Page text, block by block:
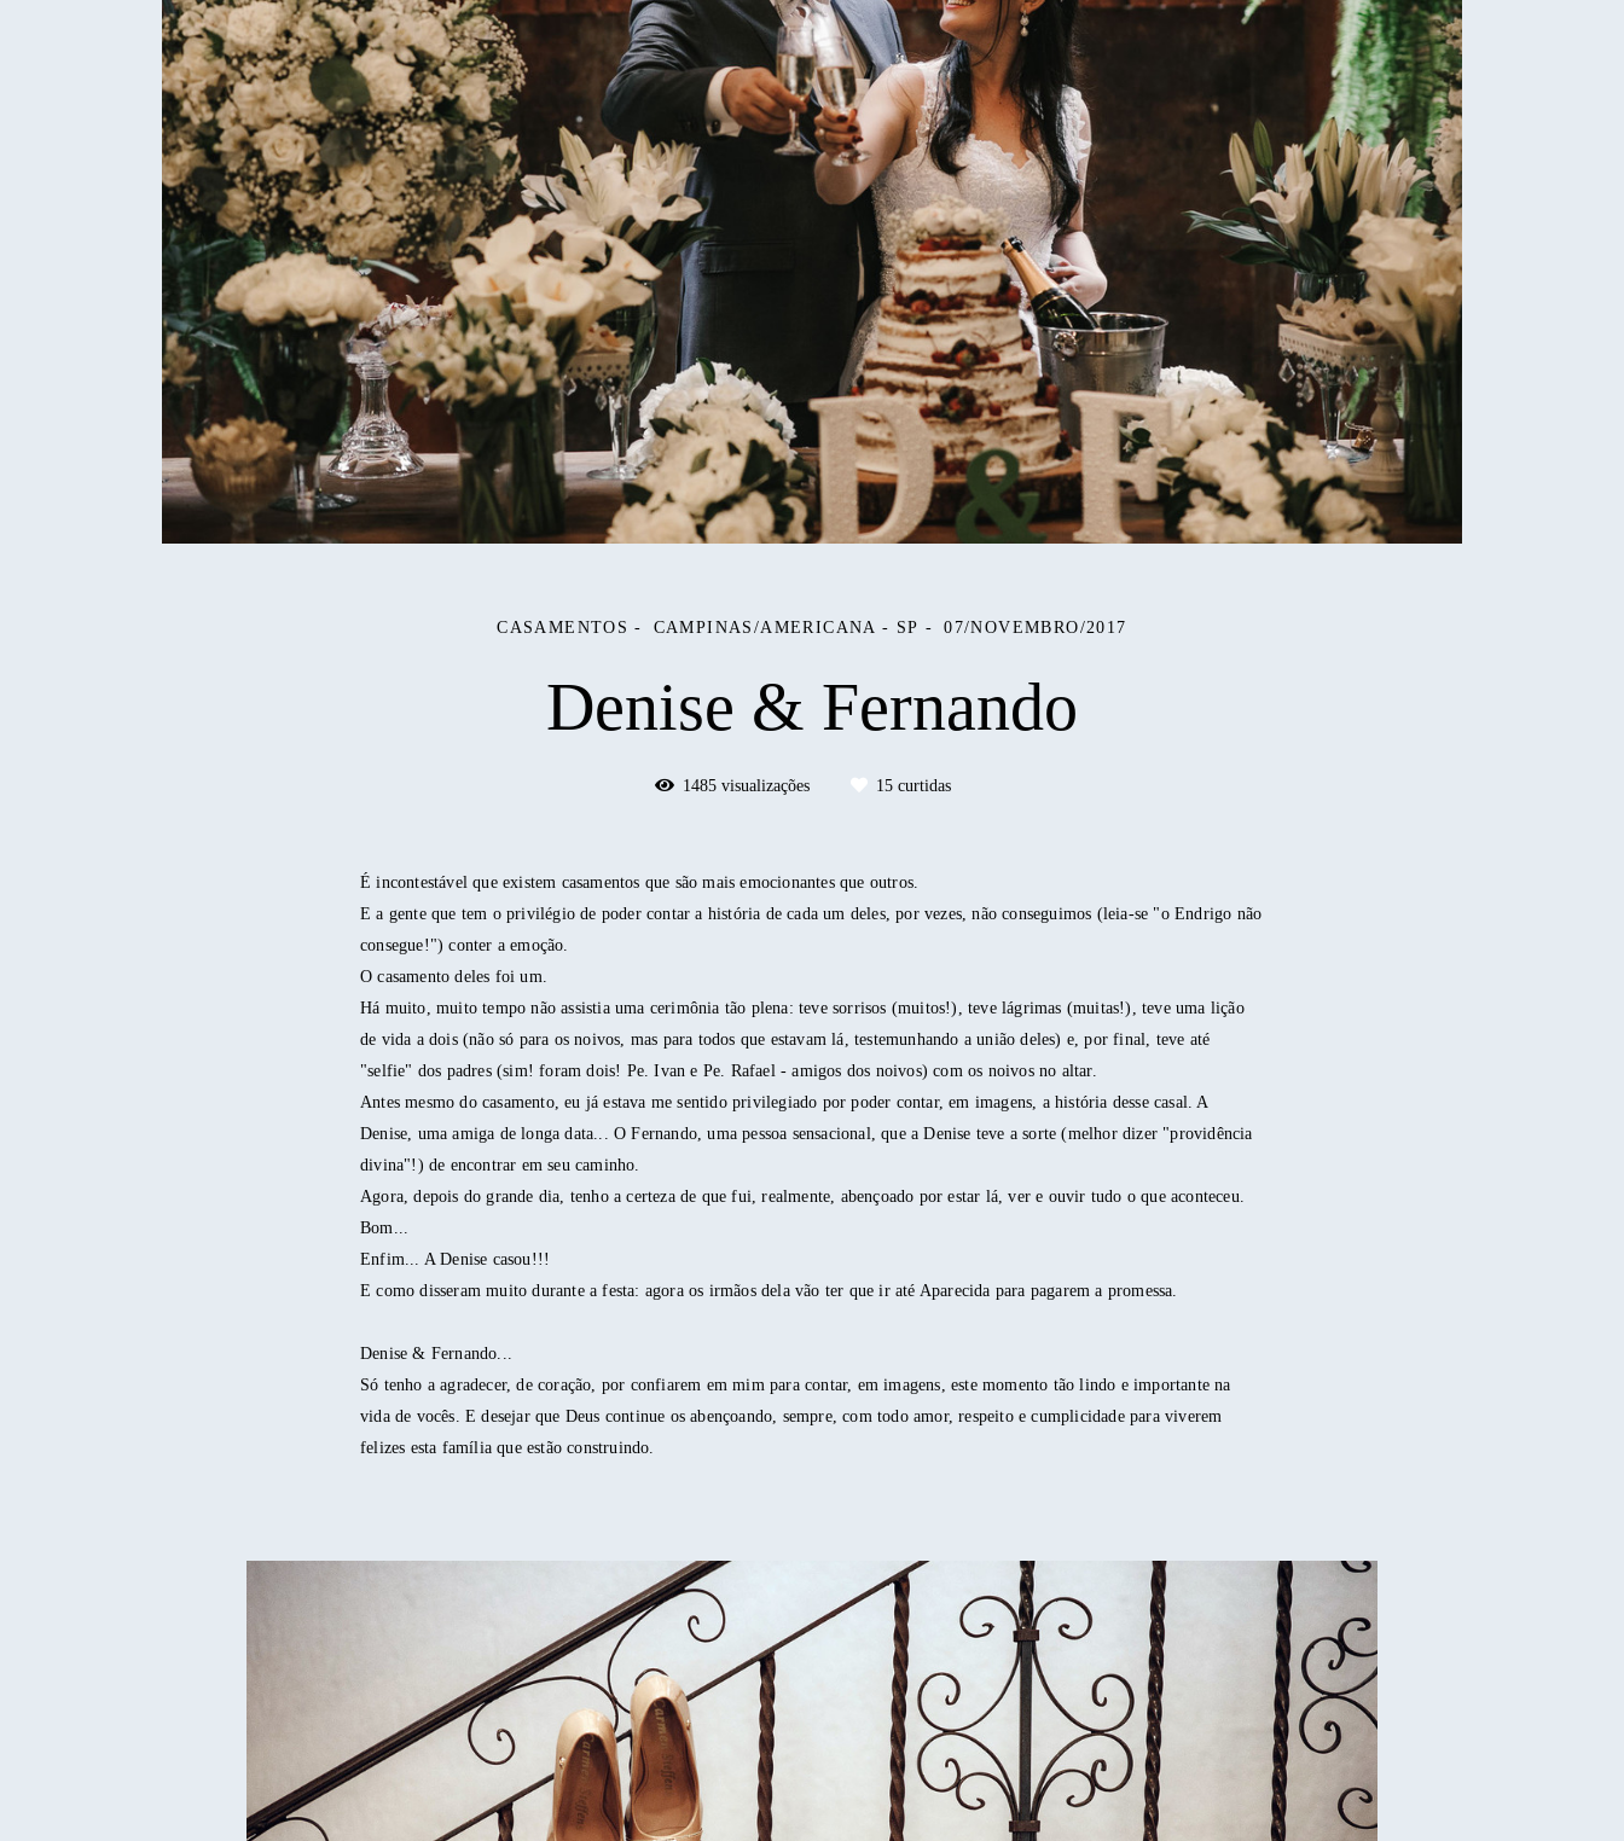
CASAMENTOS CAMPINAS/AMERICANA - SP 07/NOVEMBRO/2017
Denise & Fernando
1485 visualizações 15 curtidas
É incontestável que existem casamentos que são mais emocionantes que outros.
E a gente que tem o privilégio de poder contar a história de cada um deles, por vezes, não conseguimos (leia-se "o Endrigo não
consegue!") conter a emoção.
O casamento deles foi um.
Há muito, muito tempo não assistia uma cerimônia tão plena: teve sorrisos (muitos!), teve lágrimas (muitas!), teve uma lição
de vida a dois (não só para os noivos, mas para todos que estavam lá, testemunhando a união deles) e, por final, teve até
"selfie" dos padres (sim! foram dois! Pe. Ivan e Pe. Rafael - amigos dos noivos) com os noivos no altar.
Antes mesmo do casamento, eu já estava me sentido privilegiado por poder contar, em imagens, a história desse casal. A
Denise, uma amiga de longa data... O Fernando, uma pessoa sensacional, que a Denise teve a sorte (melhor dizer "providência
divina"!) de encontrar em seu caminho.
Agora, depois do grande dia, tenho a certeza de que fui, realmente, abençoado por estar lá, ver e ouvir tudo o que aconteceu.
Bom...
Enfim... A Denise casou!!!
E como disseram muito durante a festa: agora os irmãos dela vão ter que ir até Aparecida para pagarem a promessa.
Denise & Fernando...
Só tenho a agradecer, de coração, por confiarem em mim para contar, em imagens, este momento tão lindo e importante na
vida de vocês. E desejar que Deus continue os abençoando, sempre, com todo amor, respeito e cumplicidade para viverem
felizes esta família que estão construindo.